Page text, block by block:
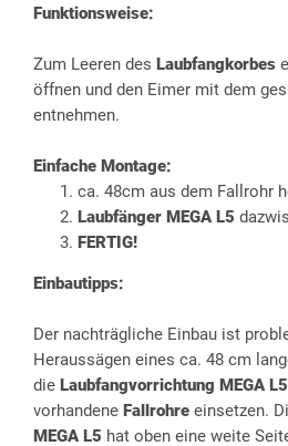
Funktionsweise:
Zum Leeren des Laubfangkorbes
öffnen und den Eimer mit dem
entnehmen.
Einfache Montage:
ca. 48cm aus dem Fallrohr
Laubfänger MEGA L5
FERTIG!
Einbautipps:
Der nachträgliche Einbau ist
Heraussägen eines ca. 48 cm
die Laubfangvorrichtung MEGA L5
vorhandene Fallrohre einsetzen.
MEGA L5 hat oben eine weite